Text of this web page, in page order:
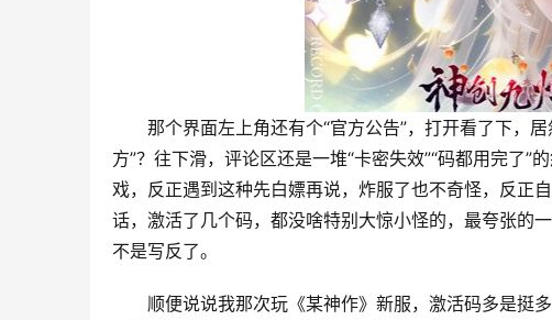
那个界面左上角还有个“官方公告”，打开看了下，
方”？往下滑，评论区还是一堆“卡密失效”“码都用完了
戏，反正遇到这种先白嫖再说，炸服了也不奇怪，反正
话，激活了几个码，都没啥特别大惊小怪的，最夸张的
不是写反了。
顺便说说我那次玩《某神作》新服，激活码多是挺